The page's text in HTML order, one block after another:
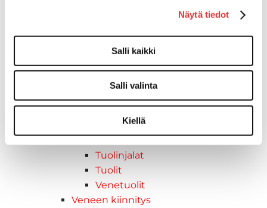
Näytä tiedot
Salli kaikki
Salli valinta
Kiellä
SUP-laudan telineet
Kuljetusrampit
Askelmat
Kuljetusramppien tarvikkeet
Taavetit
Venetuolit ja -tuolinjalat
Tuolinjalat
Tuolit
Venetuolit
Veneen kiinnitys